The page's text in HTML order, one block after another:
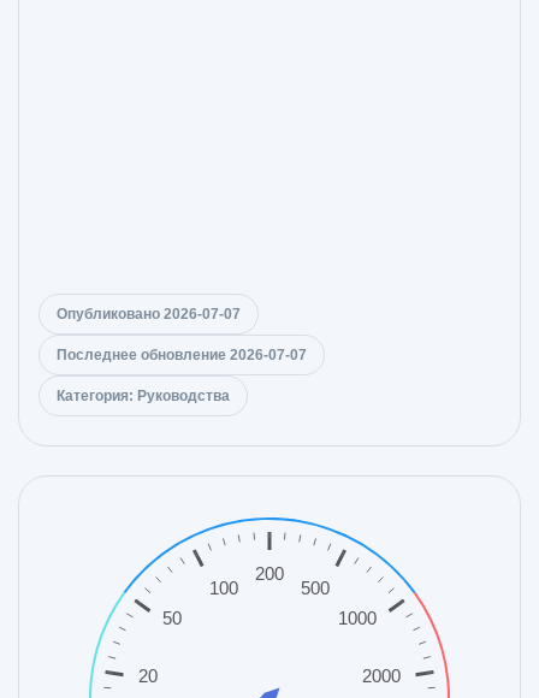
Опубликовано 2026-07-07
Последнее обновление 2026-07-07
Категория: Руководства